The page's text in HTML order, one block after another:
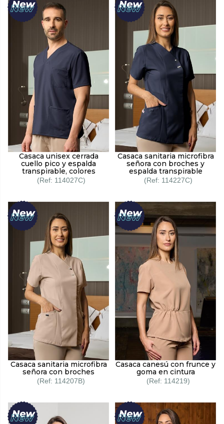
Casaca unisex cerrada
cuello pico y espalda
transpirable, colores
114027C
Casaca sanitaria microfibra
señora con broches y
espalda transpirable
114227C
Casaca sanitaria microfibra
señora con broches
114207B
Casaca canesú con frunce y
goma en cintura
114219